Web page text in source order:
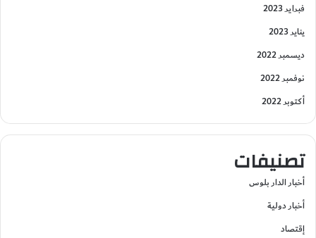
فبراير 2023
يناير 2023
ديسمبر 2022
نوفمبر 2022
أكتوبر 2022
تصنيفات
أخبار الدار بلوس
أخبار دولية
إقتصاد